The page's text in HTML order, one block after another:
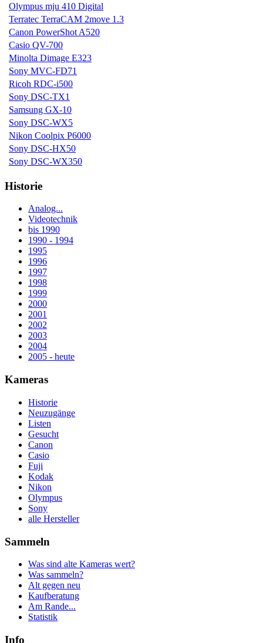
Olympus mju 410 Digital
Terratec TerraCAM 2move 1.3
Canon PowerShot A520
Casio QV-700
Minolta Dimage E323
Sony MVC-FD71
Ricoh RDC-i500
Sony DSC-TX1
Samsung GX-10
Sony DSC-WX5
Nikon Coolpix P6000
Sony DSC-HX50
Sony DSC-WX350
Historie
Analog...
Videotechnik
bis 1990
1990 - 1994
1995
1996
1997
1998
1999
2000
2001
2002
2003
2004
2005 - heute
Kameras
Historie
Neuzugänge
Listen
Gesucht
Canon
Casio
Fuji
Kodak
Nikon
Olympus
Sony
alle Hersteller
Sammeln
Was sind alte Kameras wert?
Was sammeln?
Alt gegen neu
Kaufberatung
Am Rande...
Statistik
Info